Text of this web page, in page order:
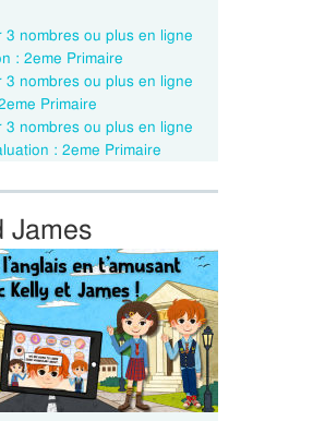
3 nombres ou plus en ligne
: 2eme Primaire
3 nombres ou plus en ligne
Primaire
3 nombres ou plus en ligne
: 2eme Primaire
James